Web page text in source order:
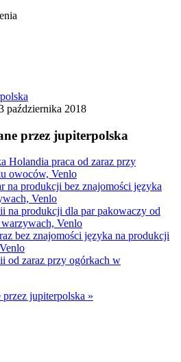
października 2018
przez jupiterpolska
Holandia praca od zaraz przy
owoców, Venlo
na produkcji bez znajomości języka
Venlo
na produkcji dla par pakowaczy od
Venlo
bez znajomości języka na produkcji
od zaraz przy ogórkach w
jupiterpolska »